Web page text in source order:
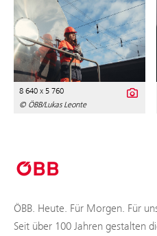
8 640 x 5 760
© ÖBB/Lukas Leonte
ÖBB. Heute. Für Morgen. Für
Seit über 100 Jahren gestalten